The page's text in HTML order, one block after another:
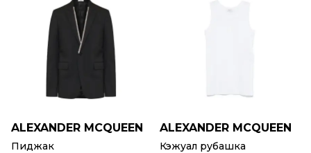
ALEXANDER MCQUEEN
Пиджак
ALEXANDER MCQUEEN
Кэжуал рубашка